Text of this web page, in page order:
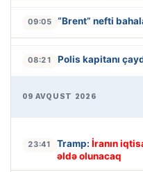
09:05 “Brent” nefti
08:21 Polis kapitanı
09 AVQUST 2026
23:41 Tramp: İranın
əldə olunacaq